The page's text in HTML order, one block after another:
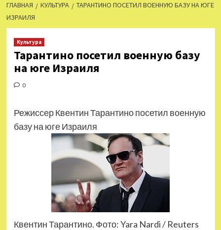
ГЛАВНАЯ КУЛЬТУРА
ТАРАНТИНО ПОСЕТИЛ ВОЕННУЮ БАЗУ НА ЮГЕ
ИЗРАИЛЯ
Культура
Тарантино посетил военную базу
на юге Израиля
0
Режиссер Квентин Тарантино посетил военную
базу на юге Израиля
Квентин Тарантино. Фото: Yara Nardi / Reuters